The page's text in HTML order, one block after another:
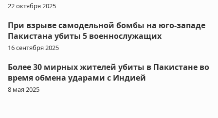
22 октября 2025
При взрыве самодельной бомбы на юго-западе
Пакистана убиты 5 военнослужащих
16 сентября 2025
Более 30 мирных жителей убиты в Пакистане во
время обмена ударами с Индией
8 мая 2025